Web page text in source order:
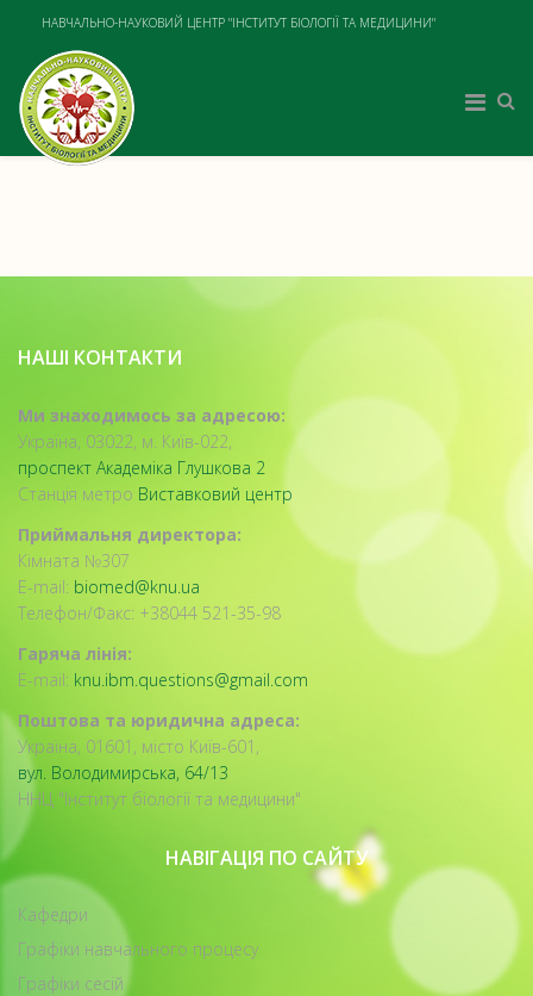
НАВЧАЛЬНО-НАУКОВИЙ ЦЕНТР "ІНСТИТУТ БІОЛОГІЇ ТА МЕДИЦИНИ"
НАШІ КОНТАКТИ
Ми знаходимось за адресою:
Україна, 03022, м. Київ-022,
проспект Академіка Глушкова 2
Станція метро Виставковий центр
Приймальня директора:
Кімната №307
E-mail: biomed@knu.ua
Телефон/Факс: +38044 521-35-98
Гаряча лінія:
E-mail: knu.ibm.questions@gmail.com
Поштова та юридична адреса:
Україна, 01601, місто Київ-601,
вул. Володимирська, 64/13
ННЦ "Інститут біології та медицини"
НАВІГАЦІЯ ПО САЙТУ
Кафедри
Графіки навчального процесу
Графіки сесій